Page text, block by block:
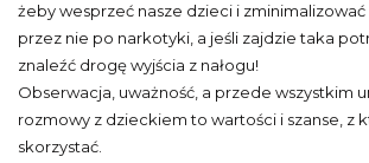
żeby wesprzeć nasze dzieci i
przez nie po narkotyki, a jeśli zajdzie taka
znaleźć drogę wyjścia z nałogu!
Obserwacja, uważność, a przede wszystkim
rozmowy z dzieckiem to wartości i szanse, z
skorzystać.